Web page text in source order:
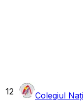
12 Colegiul